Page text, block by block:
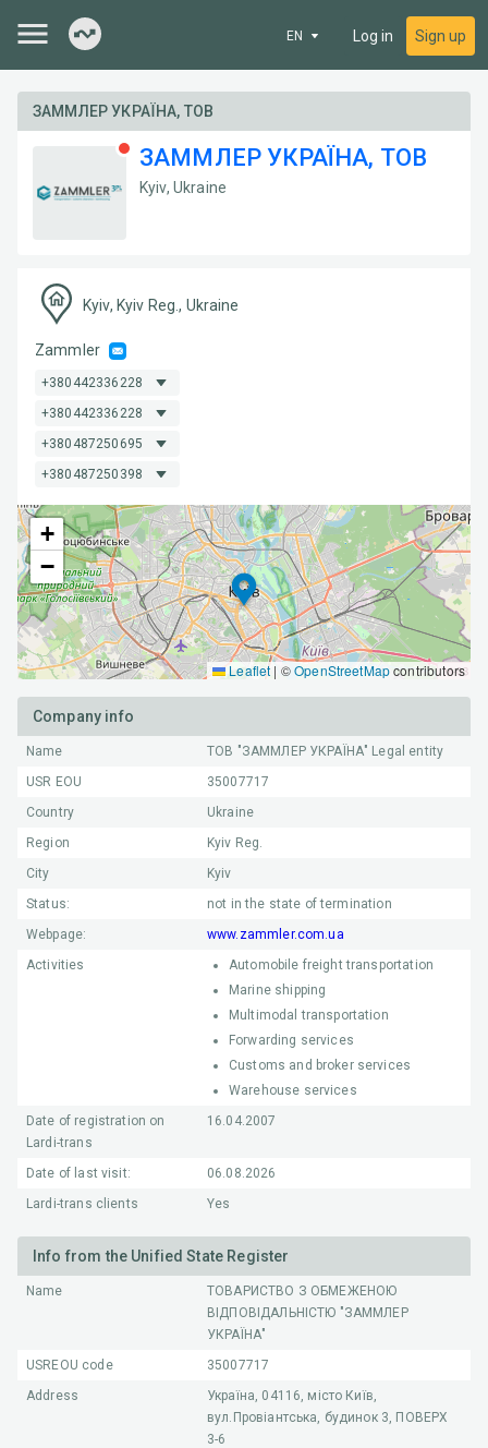
EN Log in Sign up
ЗАММЛЕР УКРАЇНА, ТОВ
ЗАММЛЕР УКРАЇНА, ТОВ
Kyiv, Ukraine
Kyiv, Kyiv Reg., Ukraine
Zammler
+380442336228
+380442336228
+380487250695
+380487250398
+
−
Leaflet | ©OpenStreetMapcontributors
Company info
Name ТОВ "ЗАММЛЕР УКРАЇНА" Legal entity
USR EOU
35007717
Country
Ukraine
Region
Kyiv Reg.
City
Kyiv
Status:
not in the state of termination
Webpage:
www.zammler.com.ua
Activities
Automobile freight transportation
Marine shipping
Multimodal transportation
Forwarding services
Customs and broker services
Warehouse services
Date of registration on
Lardi-trans
16.04.2007
Date of last visit:
06.08.2026
Lardi-trans clients
Yes
Info from the Unified State Register
Name
ТОВАРИСТВО З ОБМЕЖЕНОЮ
ВІДПОВІДАЛЬНІСТЮ "ЗАММЛЕР
УКРАЇНА"
USREOU code
35007717
Address
Україна, 04116, місто Київ,
вул.Провіантська, будинок 3, ПОВЕРХ
3-6